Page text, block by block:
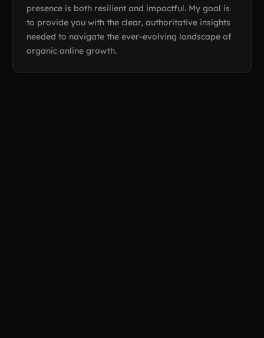
presence is both resilient and impactful. My goal is
to provide you with the clear, authoritative insights
needed to navigate the ever-evolving landscape of
organic online growth.